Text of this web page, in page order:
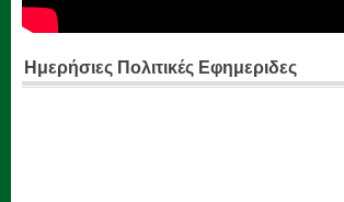
Ημερήσιες Πολιτικές Εφημεριδες